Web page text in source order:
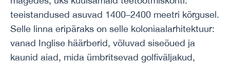
teeistandused asuvad 1400–2400 meetri kõrgusel.
Selle linna eripäraks on selle koloniaalarhitektuur:
vanad Inglise häärberid, võluvad siseõued ja
kaunid aiad, mida ümbritsevad golfiväljakud,